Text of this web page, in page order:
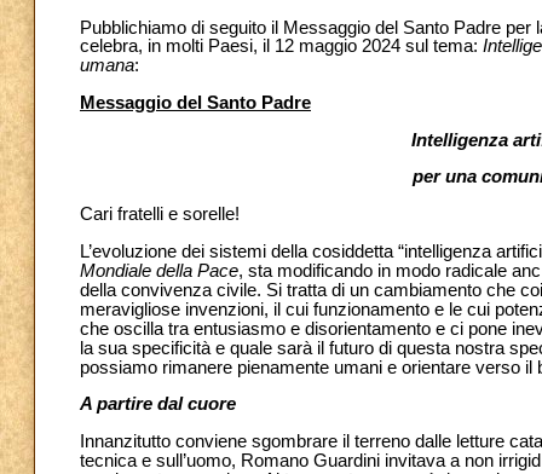
Pubblichiamo di seguito il Messaggio del Santo Padre per
celebra, in molti Paesi, il 12 maggio 2024 sul tema:
umana:
Messaggio del Santo Padre
Intelligenza
per una
Cari fratelli e sorelle!
L’evoluzione dei sistemi della cosiddetta “intelligenza
Mondiale della Pace, sta modificando in modo radicale
della convivenza civile. Si tratta di un cambiamento che
meravigliose invenzioni, il cui funzionamento e le cui
che oscilla tra entusiasmo e disorientamento e ci pone
la sua specificità e quale sarà il futuro di questa nostra
possiamo rimanere pienamente umani e orientare verso il
A partire dal cuore
Innanzitutto conviene sgombrare il terreno dalle letture
tecnica e sull’uomo, Romano Guardini invitava a non